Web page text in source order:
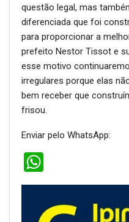
questão legal, mas
diferenciada que foi
para proporcionar a
prefeito Nestor Tissot e
esse motivo
irregulares porque elas
bem receber que
frisou.
Enviar pelo WhatsApp: